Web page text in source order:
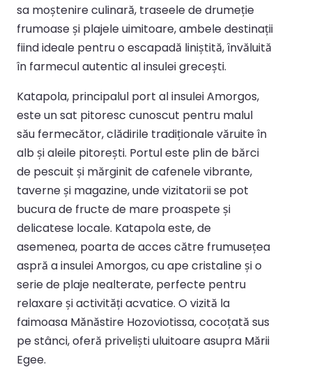
sa moștenire culinară, traseele de drumeție
frumoase și plajele uimitoare, ambele destinații
fiind ideale pentru o escapadă liniștită, învăluită
în farmecul autentic al insulei grecești.
Katapola, principalul port al insulei Amorgos,
este un sat pitoresc cunoscut pentru malul
său fermecător, clădirile tradiționale văruite în
alb și aleile pitorești. Portul este plin de bărci
de pescuit și mărginit de cafenele vibrante,
taverne și magazine, unde vizitatorii se pot
bucura de fructe de mare proaspete și
delicatese locale. Katapola este, de
asemenea, poarta de acces către frumusețea
aspră a insulei Amorgos, cu ape cristaline și o
serie de plaje nealterate, perfecte pentru
relaxare și activități acvatice. O vizită la
faimoasa Mănăstire Hozoviotissa, cocoțată sus
pe stânci, oferă priveliști uluitoare asupra Mării
Egee.